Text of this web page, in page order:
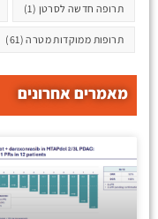
תרופה חדשה לסרטן (1)
תרופות ממוקדות מטרה(61)
מאמרים אחרונים